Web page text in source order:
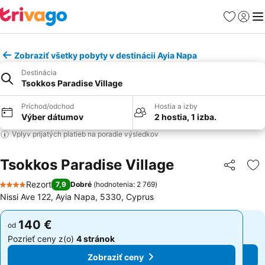
Obľúbené
Zobraziť všetky pobyty v destinácii Ayia Napa
Destinácia
Tsokkos Paradise Village
Príchod/odchod
Výber dátumov
Hostia a izby
2 hostia, 1 izba.
Vplyv prijatých platieb na poradie výsledkov
Tsokkos Paradise Village Zdieľať
4 Počet hviezdičiek
Rezort 7,9 Dobré (hodnotenia: 2 769)
Nissi Ave 122, Ayia Napa, 5330, Cyprus
od 140 €
Pozrieť ceny z(o) 4 stránok
Zobraziť ceny
od 140 €
Pozrieť ceny z(o) 4 stránok
Zobraziť ceny